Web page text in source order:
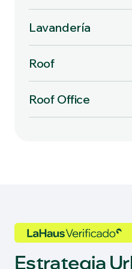
Lavandería
Roof
Roof Office
Estrategia